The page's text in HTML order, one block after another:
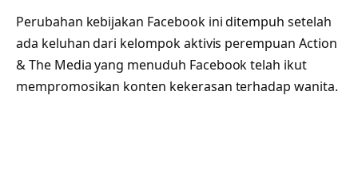
Perubahan kebijakan Facebook ini ditempuh setelah
ada keluhan dari kelompok aktivis perempuan Action
& The Media yang menuduh Facebook telah ikut
mempromosikan konten kekerasan terhadap wanita.